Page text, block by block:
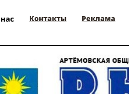
Контакты Реклама